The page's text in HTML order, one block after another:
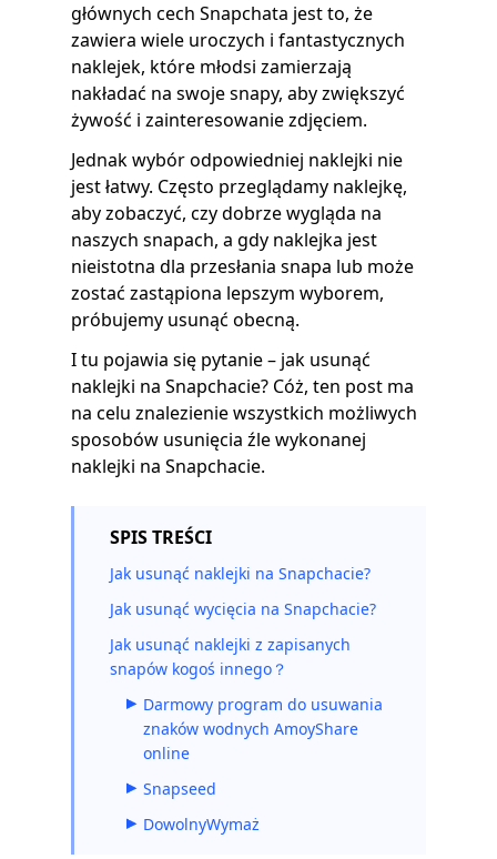
głównych cech Snapchata jest to, że
zawiera wiele uroczych i fantastycznych
naklejek, które młodsi zamierzają
nakładać na swoje snapy, aby zwiększyć
żywość i zainteresowanie zdjęciem.
Jednak wybór odpowiedniej naklejki nie
jest łatwy. Często przeglądamy naklejkę,
aby zobaczyć, czy dobrze wygląda na
naszych snapach, a gdy naklejka jest
nieistotna dla przesłania snapa lub może
zostać zastąpiona lepszym wyborem,
próbujemy usunąć obecną.
I tu pojawia się pytanie – jak usunąć
naklejki na Snapchacie? Cóż, ten post ma
na celu znalezienie wszystkich możliwych
sposobów usunięcia źle wykonanej
naklejki na Snapchacie.
SPIS TREŚCI
Jak usunąć naklejki na Snapchacie?
Jak usunąć wycięcia na Snapchacie?
Jak usunąć naklejki z zapisanych
snapów kogoś innego？
Darmowy program do usuwania
znaków wodnych AmoyShare
online
Snapseed
DowolnyWymaż